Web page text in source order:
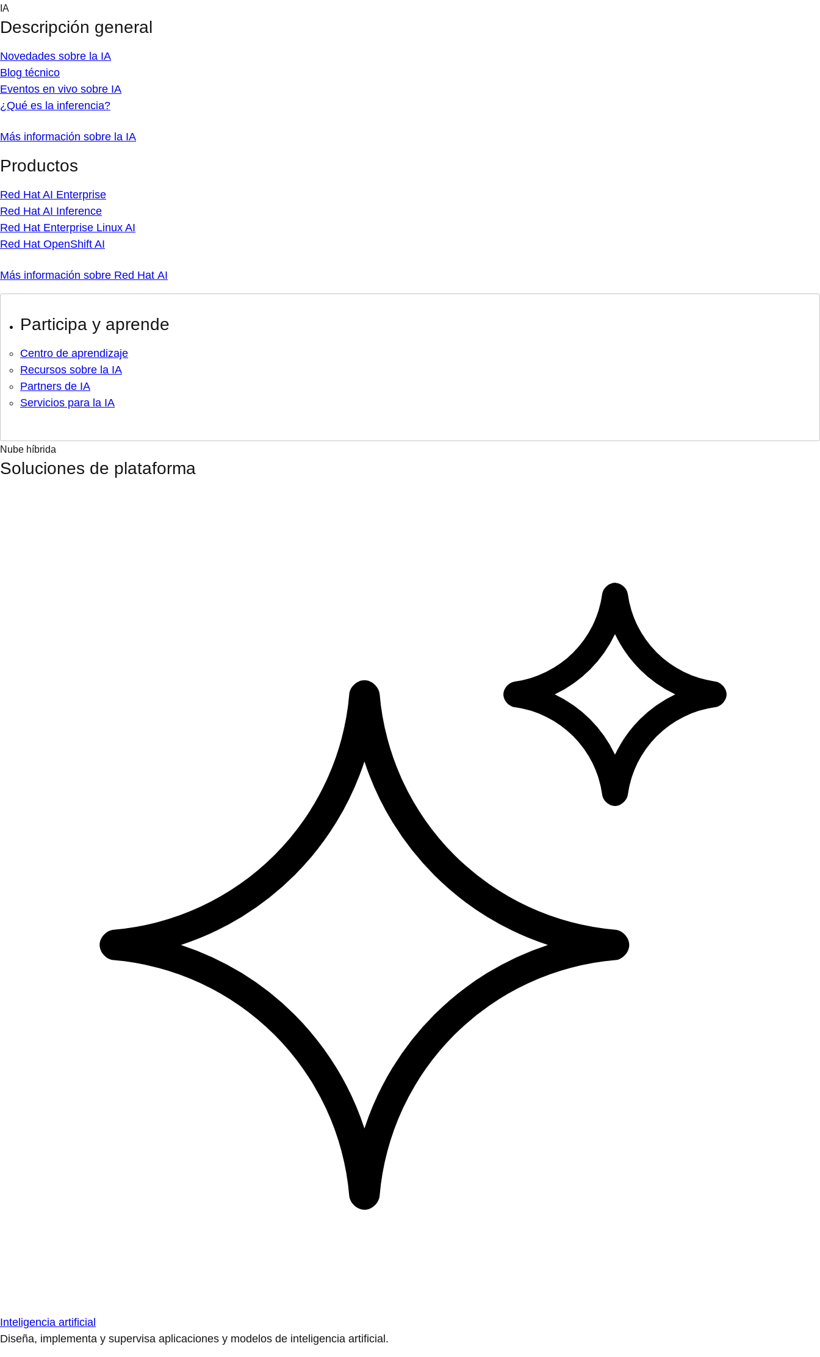
Skip
content
IA
Descripción general
Novedades sobre la IA
Blog técnico
Eventos en vivo sobre IA
¿Qué es la inferencia?
Más información sobre la IA
Productos
Red Hat AI Enterprise
Red Hat AI Inference
Red Hat Enterprise Linux AI
Red Hat OpenShift AI
Más información sobre Red Hat AI
Participa y aprende
Centro de aprendizaje
Recursos sobre la IA
Partners de IA
Servicios para la IA
Nube híbrida
Soluciones de plataforma
Inteligencia artificial
Diseña, implementa y supervisa aplicaciones y modelos de inteligencia artificial.